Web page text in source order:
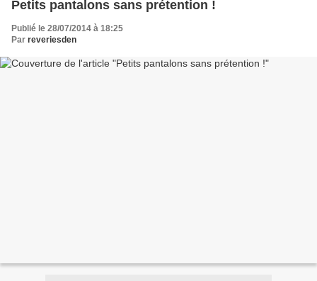
Petits pantalons sans prétention !
Publié le 28/07/2014 à 18:25
Par reveriesden